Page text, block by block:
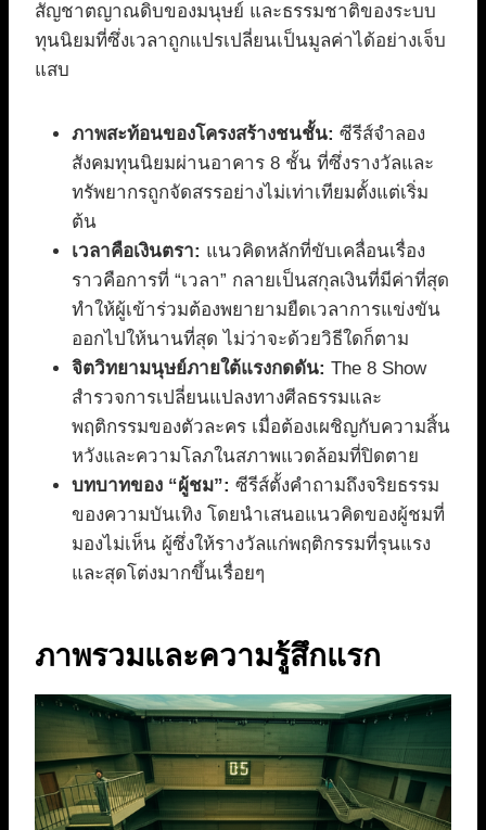
สัญชาตญาณดิบของมนุษย์ และธรรมชาติของระบบ
ทุนนิยมที่ซึ่งเวลาถูกแปรเปลี่ยนเป็นมูลค่าได้อย่างเจ็บ
แสบ
ภาพสะท้อนของโครงสร้างชนชั้น: ซีรีส์จำลอง
สังคมทุนนิยมผ่านอาคาร 8 ชั้น ที่ซึ่งรางวัลและ
ทรัพยากรถูกจัดสรรอย่างไม่เท่าเทียมตั้งแต่เริ่ม
ต้น
เวลาคือเงินตรา: แนวคิดหลักที่ขับเคลื่อนเรื่อง
ราวคือการที่ “เวลา” กลายเป็นสกุลเงินที่มีค่าที่สุด
ทำให้ผู้เข้าร่วมต้องพยายามยืดเวลาการแข่งขัน
ออกไปให้นานที่สุด ไม่ว่าจะด้วยวิธีใดก็ตาม
จิตวิทยามนุษย์ภายใต้แรงกดดัน: The 8 Show
สำรวจการเปลี่ยนแปลงทางศีลธรรมและ
พฤติกรรมของตัวละคร เมื่อต้องเผชิญกับความสิ้น
หวังและความโลภในสภาพแวดล้อมที่ปิดตาย
บทบาทของ “ผู้ชม”: ซีรีส์ตั้งคำถามถึงจริยธรรม
ของความบันเทิง โดยนำเสนอแนวคิดของผู้ชมที่
มองไม่เห็น ผู้ซึ่งให้รางวัลแก่พฤติกรรมที่รุนแรง
และสุดโต่งมากขึ้นเรื่อยๆ
ภาพรวมและความรู้สึกแรก